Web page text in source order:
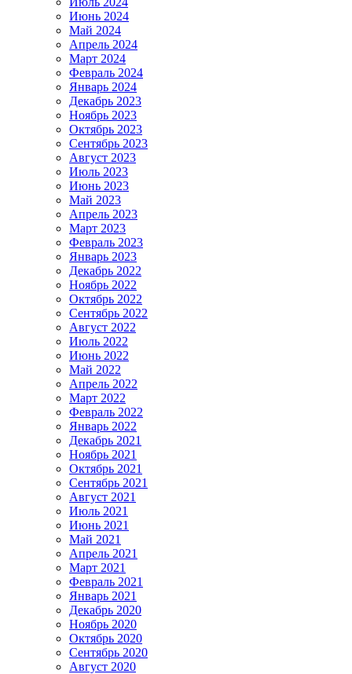
Июнь 2024
Май 2024
Апрель 2024
Март 2024
Февраль 2024
Январь 2024
Декабрь 2023
Ноябрь 2023
Октябрь 2023
Сентябрь 2023
Август 2023
Июль 2023
Июнь 2023
Май 2023
Апрель 2023
Март 2023
Февраль 2023
Январь 2023
Декабрь 2022
Ноябрь 2022
Октябрь 2022
Сентябрь 2022
Август 2022
Июль 2022
Июнь 2022
Май 2022
Апрель 2022
Март 2022
Февраль 2022
Январь 2022
Декабрь 2021
Ноябрь 2021
Октябрь 2021
Сентябрь 2021
Август 2021
Июль 2021
Июнь 2021
Май 2021
Апрель 2021
Март 2021
Февраль 2021
Январь 2021
Декабрь 2020
Ноябрь 2020
Октябрь 2020
Сентябрь 2020
Август 2020